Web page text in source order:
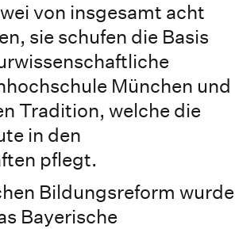
von insgesamt acht
sie schufen die Basis
München und
Tradition, welche die
in den
pflegt.
Bildungsreform wurde
Bayerische